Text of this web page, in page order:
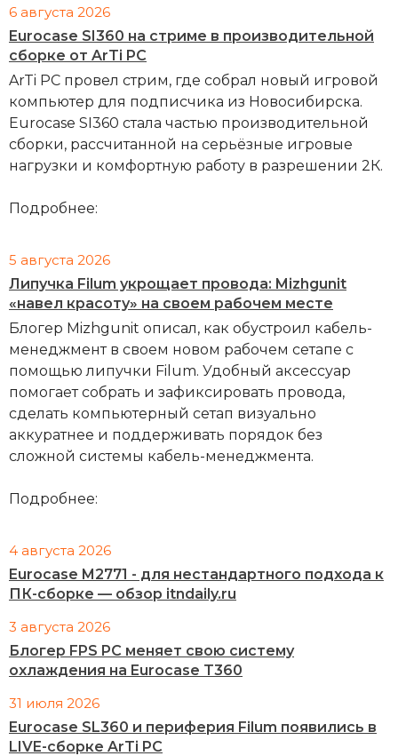
6 августа 2026
Eurocase SI360 на стриме в производительной
сборке от ArTi PC
ArTi PC провел стрим, где собрал новый игровой
компьютер для подписчика из Новосибирска.
Eurocase SI360 стала частью производительной
сборки, рассчитанной на серьёзные игровые
нагрузки и комфортную работу в разрешении 2К.
Подробнее:
5 августа 2026
Липучка Filum укрощает провода: Mizhgunit
«навел красоту» на своем рабочем месте
Блогер Mizhgunit описал, как обустроил кабель-
менеджмент в своем новом рабочем сетапе с
помощью липучки Filum. Удобный аксессуар
помогает собрать и зафиксировать провода,
сделать компьютерный сетап визуально
аккуратнее и поддерживать порядок без
сложной системы кабель-менеджмента.
Подробнее:
4 августа 2026
Eurocase M2771 - для нестандартного подхода к
ПК-сборке — обзор itndaily.ru
3 августа 2026
Блогер FPS PC меняет свою систему
охлаждения на Eurocase T360
31 июля 2026
Eurocase SL360 и периферия Filum появились в
LIVE-сборке ArTi PC